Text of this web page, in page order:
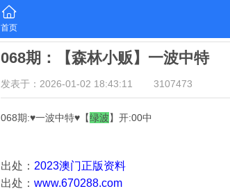
首页
068期：【森林小贩】一波中特
发表于：2026-01-02 18:43:11 3107473
068期:♥一波中特♥【绿波】开:00中
出处： 2023澳门正版资料
出处： www.670288.com